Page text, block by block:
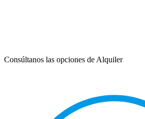
Consúltanos las opciones de Alquiler